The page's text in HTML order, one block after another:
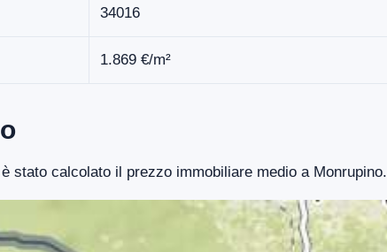
34016
1.869 €/m²
stato calcolato il prezzo immobiliare medio a Monrupino.